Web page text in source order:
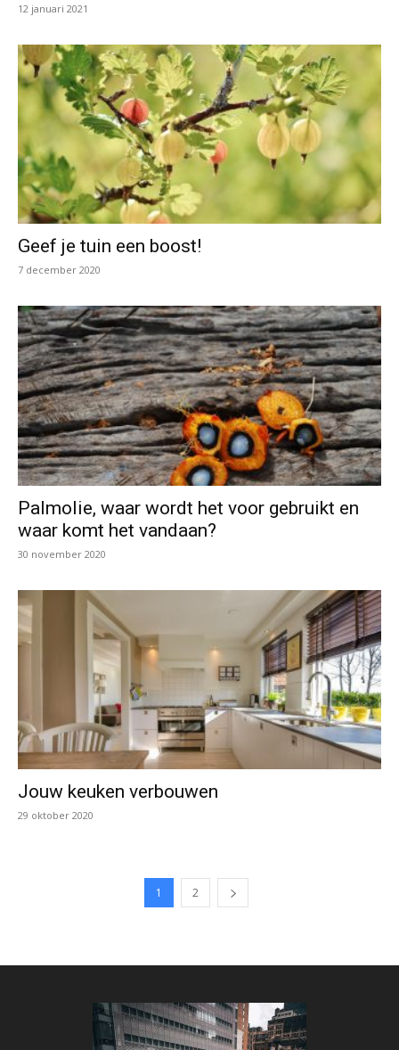
12 januari 2021
Geef je tuin een boost!
7 december 2020
Palmolie, waar wordt het voor gebruikt en
waar komt het vandaan?
30 november 2020
Jouw keuken verbouwen
29 oktober 2020
1 2